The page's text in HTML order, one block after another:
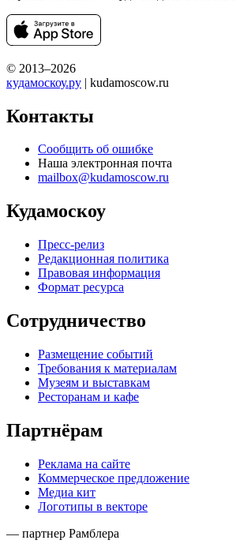
© 2013–2026
кудамоскоу.ру | kudamoscow.ru
Контакты
Сообщить об ошибке
Наша электронная почта
mailbox@kudamoscow.ru
Кудамоскоу
Пресс-релиз
Редакционная политика
Правовая информация
Формат ресурса
Сотрудничество
Размещение событий
Требования к материалам
Музеям и выставкам
Ресторанам и кафе
Партнёрам
Реклама на сайте
Коммерческое предложение
Медиа кит
Логотипы в векторе
— партнер Рамблера